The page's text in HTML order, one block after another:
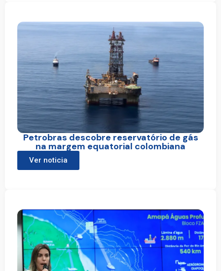
Petrobras descobre reservatório de gás
na margem equatorial colombiana
Ver noticia